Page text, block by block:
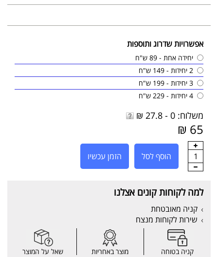
אפשרויות שדרוג ותוספות
יחידה אחת - 89 ש"ח
2 יחידות - 149 ש"ח
3 יחידות - 199 ש"ח
4 יחידות - 229 ש"ח
משלוח: 0 - 27.8 ₪
65 ₪
1 הוסף לסל הזמן עכשיו
למה לקוחות קונים אצלנו
קניה מאובטחת
שירות לקוחות מנצח
קניה בטוחה מוצר באחריות שאל על המוצר